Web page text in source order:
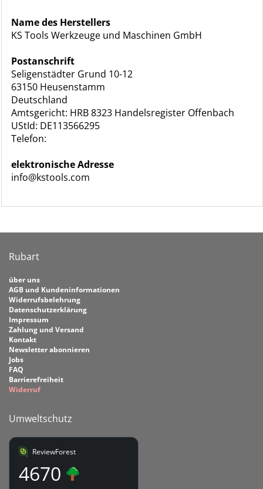
Name des Herstellers
KS Tools Werkzeuge und Maschinen GmbH
Postanschrift
Seligenstädter Grund 10-12
63150 Heusenstamm
Deutschland
Amtsgericht: HRB 8323 Handelsregister Offenbach
UStId: DE113566295
Telefon:
elektronische Adresse
info@kstools.com
Rubart
über uns
AGB und Kundeninformationen
Widerrufsbelehrung
Datenschutzerklärung
Impressum
Zahlung und Versand
Kontakt
Newsletter abonnieren
Jobs
FAQ
Barrierefreiheit
Widerruf
Umweltschutz
ReviewForest
4670